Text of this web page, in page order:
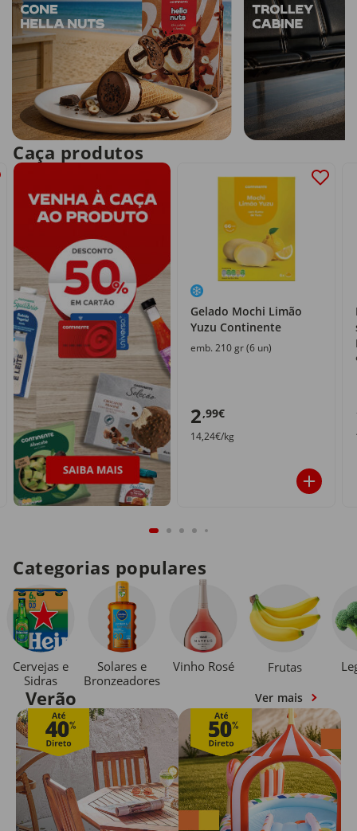
Caça produtos
Gelado Mochi Limão
Yuzu Continente
emb. 210 gr (6 un)
2,99€
14,24€/kg
Categorias populares
Cervejas e
Sidras
Solares e
Bronzeadores
Vinho Rosé Frutas
Verão Ver mais